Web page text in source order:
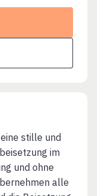
stille und
im
und ohne
alle